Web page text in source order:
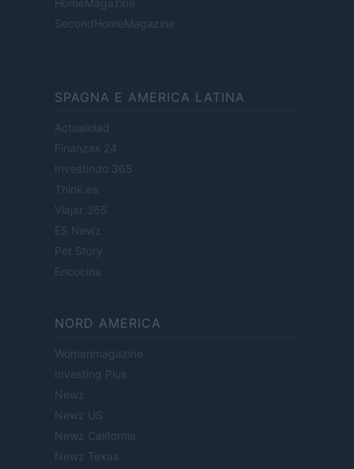
HomeMagazine
SecondHomeMagazine
SPAGNA E AMERICA LATINA
Actualidad
Finanzas 24
Investindo 365
Think.es
Viajar 365
ES Newz
Pet Story
Encocina
NORD AMERICA
Womanmagazine
Investing Plus
Newz
Newz US
Newz California
Newz Texas